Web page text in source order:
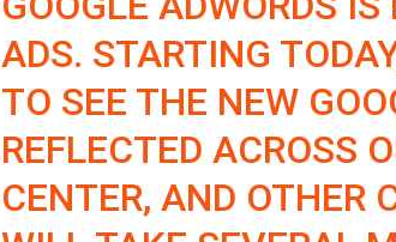
ADS. STARTING
TO SEE THE NEW
REFLECTED ACROSS
CENTER, AND OTHER